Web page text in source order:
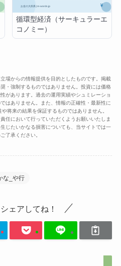
循環型経済（サーキュラーエ
コノミー）
場からの情報提供を目的としたものです。掲載
・強制するものではありません。投資には価格
があります。過去の運用実績やシュミレーショ
はありません。また、情報の正確性・最新性に
将来の結果を保証するものではありません。
任において行っていただくようお願いいたしま
じたいかなる損害についても、当サイトでは一
了承ください。
な_や行
ェアしてね！